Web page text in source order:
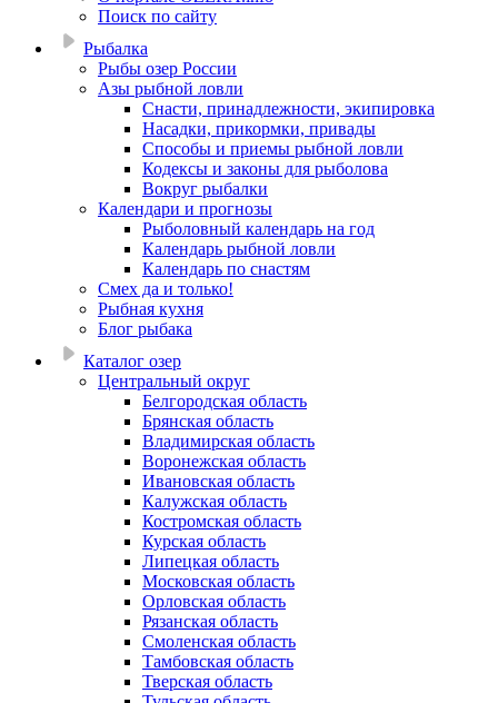
Поиск по сайту
Рыбалка
Рыбы озер России
Азы рыбной ловли
Снасти, принадлежности, экипировка
Насадки, прикормки, привады
Способы и приемы рыбной ловли
Кодексы и законы для рыболова
Вокруг рыбалки
Календари и прогнозы
Рыболовный календарь на год
Календарь рыбной ловли
Календарь по снастям
Смех да и только!
Рыбная кухня
Блог рыбака
Каталог озер
Центральный округ
Белгородская область
Брянская область
Владимирская область
Воронежская область
Ивановская область
Калужская область
Костромская область
Курская область
Липецкая область
Московская область
Орловская область
Рязанская область
Смоленская область
Тамбовская область
Тверская область